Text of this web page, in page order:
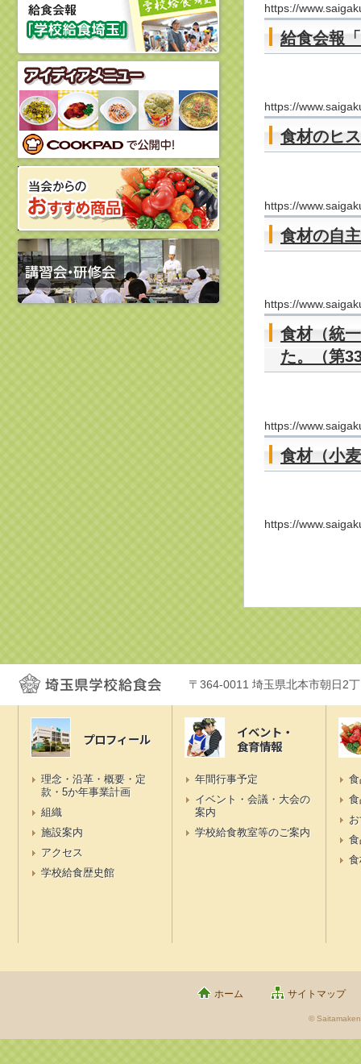
https://
給食会報
https://
食材のヒ
https://
食材の自
https://
食材（統
た。（第
https://
食材（小
https://
〒364-0011 埼玉県北本市朝日2
プロフィール
理念・沿革・概要・定
款・5か年事業計画
組織
施設案内
アクセス
学校給食歴史館
イベント・
食育情報
年間行事予定
イベント・会議・大会の
案内
学校給食教室等のご案内
ホーム サイトマップ
©